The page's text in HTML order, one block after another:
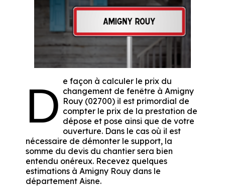
D e façon à calculer le prix du
changement de fenêtre à Amigny
Rouy (02700) il est primordial de
compter le prix de la prestation de
dépose et pose ainsi que de votre
ouverture. Dans le cas où il est
nécessaire de démonter le support, la
somme du devis du chantier sera bien
entendu onéreux. Recevez quelques
estimations à Amigny Rouy dans le
département Aisne.